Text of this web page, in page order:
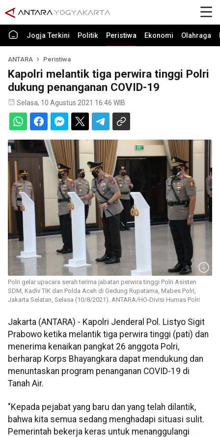
Jogja Terkini Politik Peristiwa Ekonomi Olahraga
ANTARA Peristiwa
Kapolri melantik tiga perwira tinggi Polri
dukung penanganan COVID-19
Selasa, 10 Agustus 2021 16:46 WIB
Polri gelar upacara serah terima jabatan perwira tinggi Polri Asisten
SDM, Kadiv TIK dan Polda Aceh di Gedung Rupatama, Mabes Polri,
Jakarta Selatan, Selasa (10/8/2021). ANTARA/HO-Divisi Humas Polri
Jakarta (ANTARA) - Kapolri Jenderal Pol. Listyo Sigit
Prabowo ketika melantik tiga perwira tinggi (pati) dan
menerima kenaikan pangkat 26 anggota Polri,
berharap Korps Bhayangkara dapat mendukung dan
menuntaskan program penanganan COVID-19 di
Tanah Air.
"Kepada pejabat yang baru dan yang telah dilantik,
bahwa kita semua sedang menghadapi situasi sulit.
Pemerintah bekerja keras untuk menanggulangi